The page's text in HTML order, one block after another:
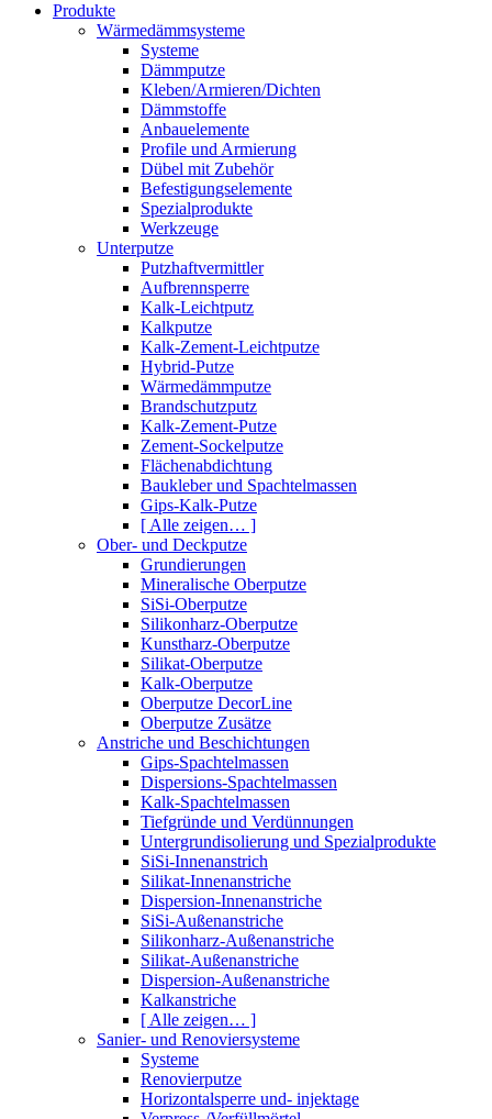
Produkte
Wärmedämmsysteme
Systeme
Dämmputze
Kleben/Armieren/Dichten
Dämmstoffe
Anbauelemente
Profile und Armierung
Dübel mit Zubehör
Befestigungselemente
Spezialprodukte
Werkzeuge
Unterputze
Putzhaftvermittler
Aufbrennsperre
Kalk-Leichtputz
Kalkputze
Kalk-Zement-Leichtputze
Hybrid-Putze
Wärmedämmputze
Brandschutzputz
Kalk-Zement-Putze
Zement-Sockelputze
Flächenabdichtung
Baukleber und Spachtelmassen
Gips-Kalk-Putze
[ Alle zeigen… ]
Ober- und Deckputze
Grundierungen
Mineralische Oberputze
SiSi-Oberputze
Silikonharz-Oberputze
Kunstharz-Oberputze
Silikat-Oberputze
Kalk-Oberputze
Oberputze DecorLine
Oberputze Zusätze
Anstriche und Beschichtungen
Gips-Spachtelmassen
Dispersions-Spachtelmassen
Kalk-Spachtelmassen
Tiefgründe und Verdünnungen
Untergrundisolierung und Spezialprodukte
SiSi-Innenanstrich
Silikat-Innenanstriche
Dispersion-Innenanstriche
SiSi-Außenanstriche
Silikonharz-Außenanstriche
Silikat-Außenanstriche
Dispersion-Außenanstriche
Kalkanstriche
[ Alle zeigen… ]
Sanier- und Renoviersysteme
Systeme
Renovierputze
Horizontalsperre und- injektage